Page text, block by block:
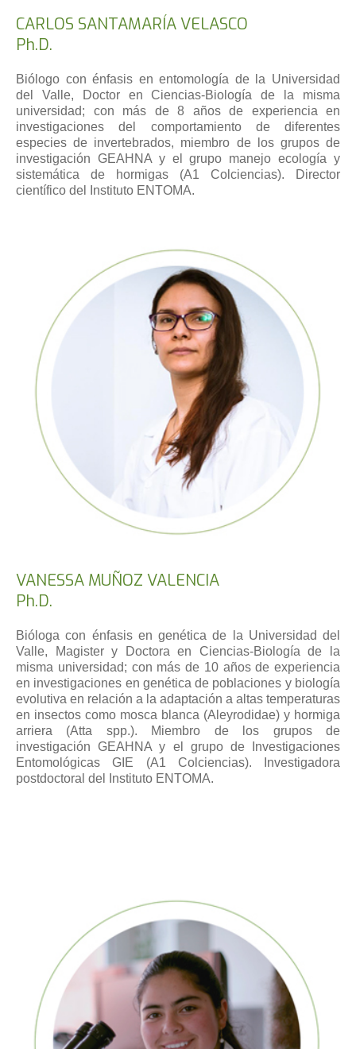
CARLOS SANTAMARÍA VELASCO
Ph.D.
Biólogo con énfasis en entomología de la Universidad
del Valle, Doctor en Ciencias-Biología de la misma
universidad; con más de 8 años de experiencia en
investigaciones del comportamiento de diferentes
especies de invertebrados, miembro de los grupos de
investigación GEAHNA y el grupo manejo ecología y
sistemática de hormigas (A1 Colciencias). Director
científico del Instituto ENTOMA.
VANESSA MUÑOZ VALENCIA
Ph.D.
Bióloga con énfasis en genética de la Universidad del
Valle, Magister y Doctora en Ciencias-Biología de la
misma universidad; con más de 10 años de experiencia
en investigaciones en genética de poblaciones y biología
evolutiva en relación a la adaptación a altas temperaturas
en insectos como mosca blanca (Aleyrodidae) y hormiga
arriera (Atta spp.). Miembro de los grupos de
investigación GEAHNA y el grupo de Investigaciones
Entomológicas GIE (A1 Colciencias). Investigadora
postdoctoral del Instituto ENTOMA.